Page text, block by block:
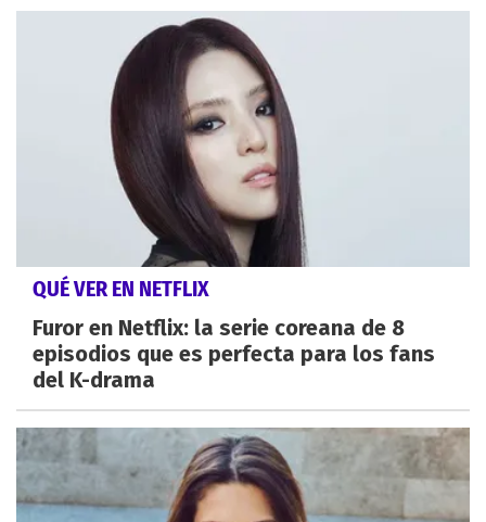
QUÉ VER EN NETFLIX
Furor en Netflix: la serie coreana de 8
episodios que es perfecta para los fans
del K-drama